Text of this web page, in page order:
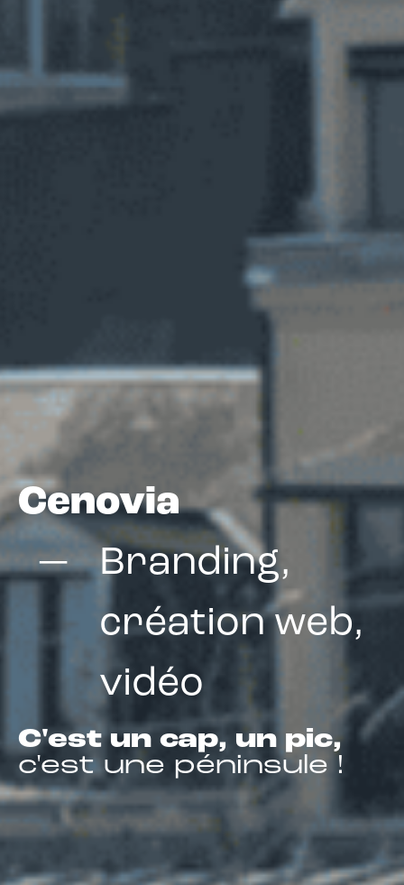
Cenovia
Branding,
création web,
vidéo
C'est un cap, un pic,
c'est une péninsule !